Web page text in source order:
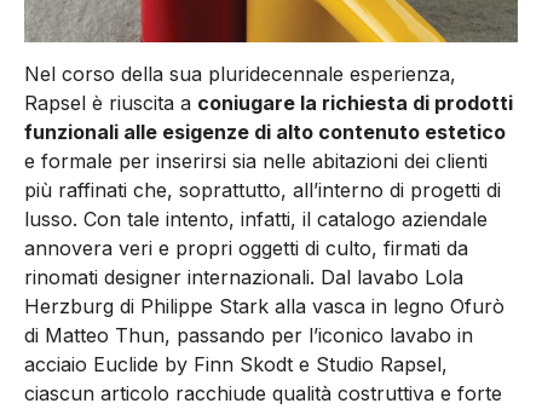
Nel corso della sua pluridecennale esperienza,
Rapsel è riuscita a coniugare la richiesta di prodotti
funzionali alle esigenze di alto contenuto estetico
e formale per inserirsi sia nelle abitazioni dei clienti
più raffinati che, soprattutto, all’interno di progetti di
lusso. Con tale intento, infatti, il catalogo aziendale
annovera veri e propri oggetti di culto, firmati da
rinomati designer internazionali. Dal lavabo Lola
Herzburg di Philippe Stark alla vasca in legno Ofurò
di Matteo Thun, passando per l’iconico lavabo in
acciaio Euclide by Finn Skodt e Studio Rapsel,
ciascun articolo racchiude qualità costruttiva e forte